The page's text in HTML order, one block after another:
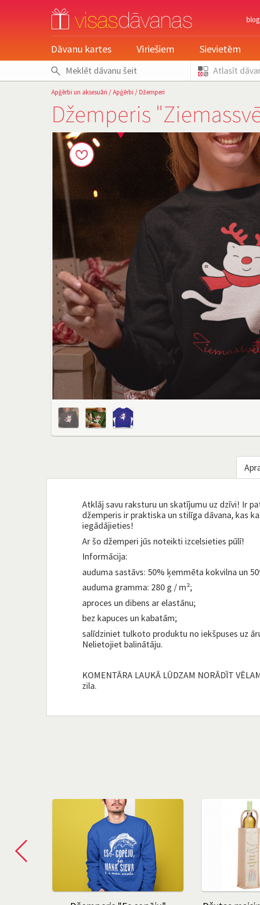
pieslēgties
Dāvanu kartes Vīriešiem Sievietēm
Atlasīt
Apģērbi un aksesuāri /Apģērbi /Džemperi
Džemperis
Atklāj savu raksturu un skatījumu uz dzīvi! Ir
džemperis ir praktiska un stilīga dāvana, kas
iegādājieties!
Ar šo džemperi jūs noteikti izcelsieties pūlī!
Informācija:
auduma sastāvs: 50% ķemmēta kokvilna un
auduma gramma: 280 g / m²;
aproces un dibens ar elastānu;
bez kapuces un kabatām;
salīdziniet tulkoto produktu no iekšpuses uz
Nelietojiet balinātāju.
KOMENTĀRA LAUKĀ LŪDZAM NORĀDĪT
zila.